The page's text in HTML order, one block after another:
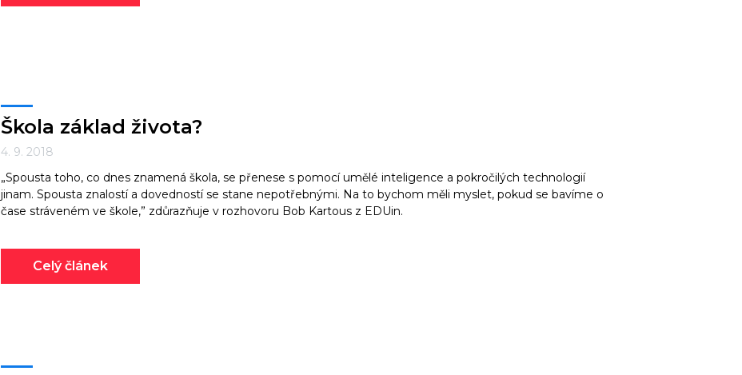
Škola základ života?
4. 9. 2018
„Spousta toho, co dnes znamená škola, se přenese s pomocí umělé inteligence a pokročilých technologií
jinam. Spousta znalostí a dovedností se stane nepotřebnými. Na to bychom měli myslet, pokud se bavíme o
čase stráveném ve škole,” zdůrazňuje v rozhovoru Bob Kartous z EDUin.
Celý článek